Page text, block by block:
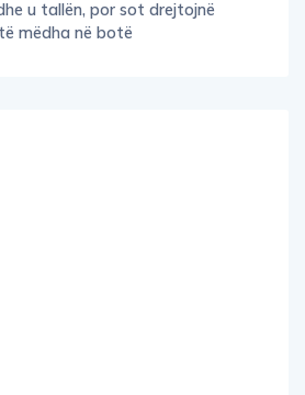
u tallën, por sot drejtojnë
mëdha në botë